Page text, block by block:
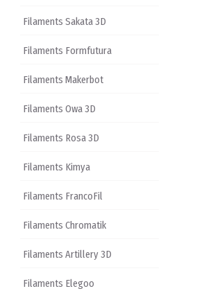
Filaments Sakata 3D
Filaments Formfutura
Filaments Makerbot
Filaments Owa 3D
Filaments Rosa 3D
Filaments Kimya
Filaments FrancoFil
Filaments Chromatik
Filaments Artillery 3D
Filaments Elegoo